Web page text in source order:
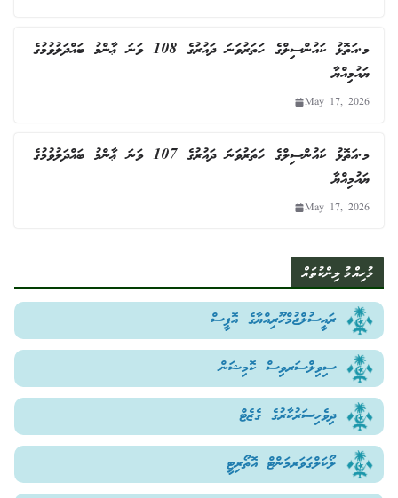
މ.އަތޮޅު ކައުންސިލްގެ ހަތަރުވަނަ ދައުރުގެ 108 ވަނަ ޢާންމު ބައްދަލުވުމުގެ
ޔައުމިއްޔާ
May 17, 2026
މ.އަތޮޅު ކައުންސިލްގެ ހަތަރުވަނަ ދައުރުގެ 107 ވަނަ ޢާންމު ބައްދަލުވުމުގެ
ޔައުމިއްޔާ
May 17, 2026
މުހިއްމު ލިންކުތައް
ރައީސުލްޖުމްހޫރިއްޔާގެ އޮފީސް
ސިވިލްސަރވިސް ކޮމިޝަން
ދިވެހިސަރުކާރުގެ ގެޒެޓް
ލޯކަލްގަވަރމަންޓް އޮތޯރިޓީ